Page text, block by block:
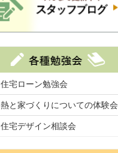
住宅ローン勉強会
熱と家づくりについての体験会
住宅デザイン相談会